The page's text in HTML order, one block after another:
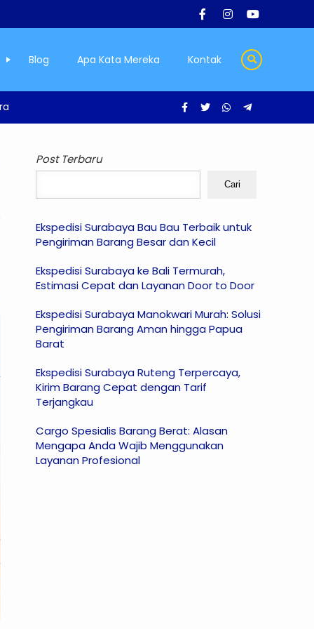
Blog Apa Kata Mereka Kontak
Post Terbaru
Cari
Ekspedisi Surabaya Bau Bau Terbaik untuk
Pengiriman Barang Besar dan Kecil
Ekspedisi Surabaya ke Bali Termurah,
Estimasi Cepat dan Layanan Door to Door
Ekspedisi Surabaya Manokwari Murah: Solusi
Pengiriman Barang Aman hingga Papua
Barat
Ekspedisi Surabaya Ruteng Terpercaya,
Kirim Barang Cepat dengan Tarif
Terjangkau
Cargo Spesialis Barang Berat: Alasan
Mengapa Anda Wajib Menggunakan
Layanan Profesional